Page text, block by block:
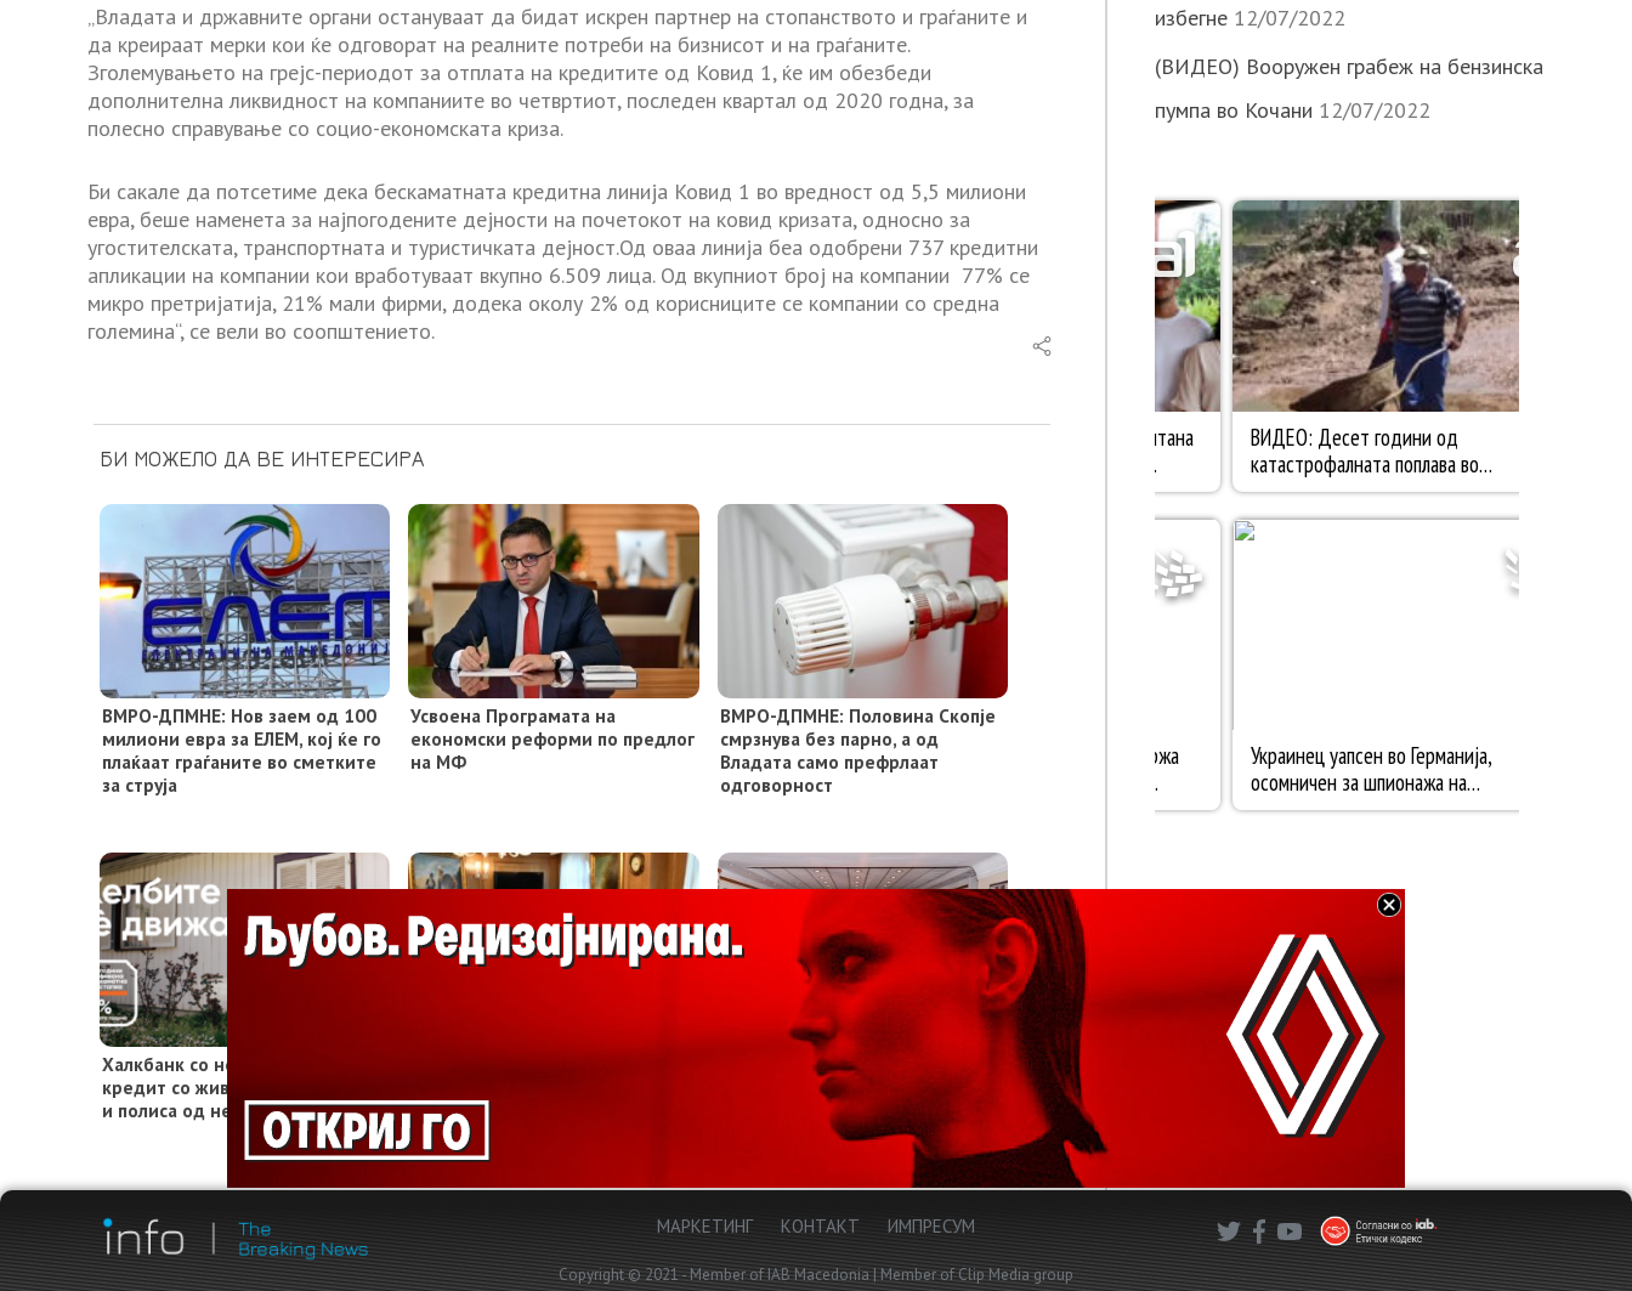
„Владата и државните органи остануваат да бидат искрен партнер на стопанството и граѓаните и
да креираат мерки кои ќе одговорат на реалните потреби на бизнисот и на граѓаните.
Зголемувањето на грејс-периодот за отплата на кредитите од Ковид 1, ќе им обезбеди
дополнителна ликвидност на компаниите во четвртиот, последен квартал од 2020 годна, за
полесно справување со социо-економската криза.
Би сакале да потсетиме дека бескаматната кредитна линија Ковид 1 во вредност од 5,5 милиони
евра, беше наменета за најпогодените дејности на почетокот на ковид кризата, односно за
угостителската, транспортната и туристичката дејност.Од оваа линија беа одобрени 737 кредитни
апликации на компании кои вработуваат вкупно 6.509 лица. Од вкупниот број на компании 77% се
микро претријатија, 21% мали фирми, додека околу 2% од корисниците се компании со средна
големина“, се вели во соопштението.
БИ МОЖЕЛО ДА ВЕ ИНТЕРЕСИРА
ВМРО-ДПМНЕ: Нов заем од 100
милиони евра за ЕЛЕМ, кој ќе го
плаќаат граѓаните во сметките
за струја
Усвоена Програмата на
економски реформи по предлог
на МФ
ВМРО-ДПМНЕ: Половина Скопје
смрзнува без парно, а од
Владата само префрлаат
одговорност
Халкбанк со нов потрошувачки
кредит со животно осигурување
и полиса од незгода
Од април граѓаните од нивните
услугите во државата и услугите
во приватниот сектор
Вработените во државните
органи и судството ќе земаат
К-15 од следната година
избегне 12/07/2022
(ВИДЕО) Вооружен грабеж на бензинска
пумпа во Кочани 12/07/2022
МАРКЕТИНГ КОНТАКТ ИМПРЕСУМ
Copyright © 2021 - Member of IAB Macedonia | Member of Clip Media group